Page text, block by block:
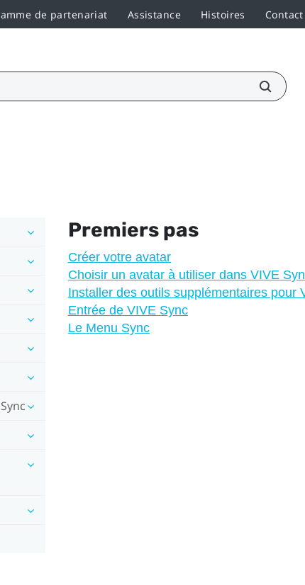
de partenariat Assistance Histoires
Premiers pas
Créer votre avatar
Choisir un avatar à utiliser dans VIVE
Installer des outils supplémentaires pour
Entrée de VIVE Sync
Le Menu Sync